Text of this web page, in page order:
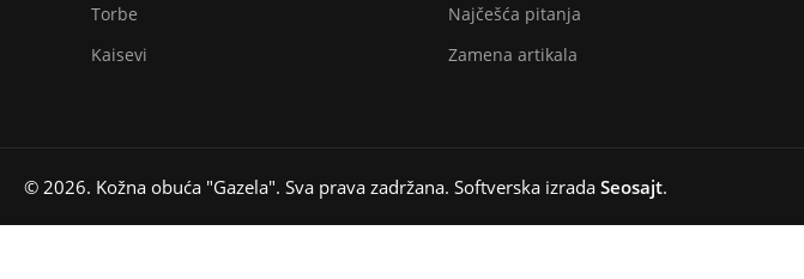
Torbe
Kaisevi
Najčešća pitanja
Zamena artikala
© 2026. Kožna obuća "Gazela". Sva prava zadržana. Softverska izrada Seosajt.